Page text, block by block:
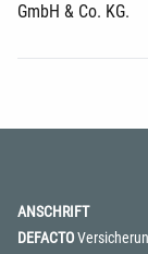
GmbH & Co. KG.
ANSCHRIFT
DEFACTO